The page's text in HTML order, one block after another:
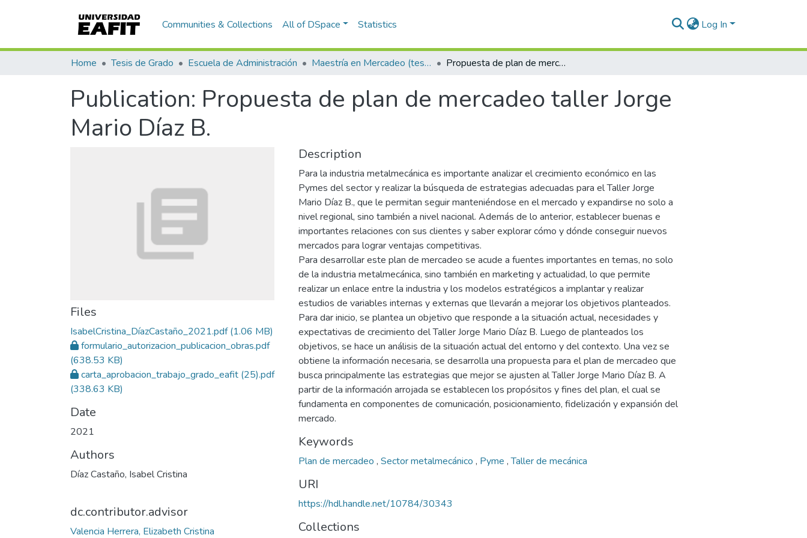
Communities & Collections All of DSpace Statistics Log In
Home Tesis de Grado Escuela de Administración Maestría en Mercadeo (tesis) Propuesta de plan de mercadeo taller Jorge Mario Díaz B.
Publication: Propuesta de plan de mercadeo taller Jorge
Mario Díaz B.
Files
IsabelCristina_DíazCastaño_2021.pdf(1.06 MB)
formulario_autorizacion_publicacion_obras.pdf
(638.53 KB)
carta_aprobacion_trabajo_grado_eafit (25).pdf
(338.63 KB)
Date
2021
Authors
Díaz Castaño, Isabel Cristina
dc.contributor.advisor
Valencia Herrera, Elizabeth Cristina
Description
Para la industria metalmecánica es importante analizar el crecimiento económico en las
Pymes del sector y realizar la búsqueda de estrategias adecuadas para el Taller Jorge
Mario Díaz B., que le permitan seguir manteniéndose en el mercado y expandirse no solo a
nivel regional, sino también a nivel nacional. Además de lo anterior, establecer buenas e
importantes relaciones con sus clientes y saber explorar cómo y dónde conseguir nuevos
mercados para lograr ventajas competitivas.
Para desarrollar este plan de mercadeo se acude a fuentes importantes en temas, no solo
de la industria metalmecánica, sino también en marketing y actualidad, lo que permite
realizar un enlace entre la industria y los modelos estratégicos a implantar y realizar
estudios de variables internas y externas que llevarán a mejorar los objetivos planteados.
Para dar inicio, se plantea un objetivo que responde a la situación actual, necesidades y
expectativas de crecimiento del Taller Jorge Mario Díaz B. Luego de planteados los
objetivos, se hace un análisis de la situación actual del entorno y del contexto. Una vez se
obtiene la información necesaria, se desarrolla una propuesta para el plan de mercadeo que
busca principalmente las estrategias que mejor se ajusten al Taller Jorge Mario Díaz B. A
partir de la información arrojada se establecen los propósitos y fines del plan, el cual se
fundamenta en componentes de comunicación, posicionamiento, fidelización y expansión del
mercado.
Keywords
Plan de mercadeo , Sector metalmecánico , Pyme ,Taller de mecánica
URI
https://hdl.handle.net/10784/30343
Collections